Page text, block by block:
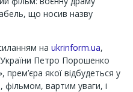
що носив назву
на ukrinform.ua,
України Петро Порошенко
якої відбудеться у
вартим уваги, і